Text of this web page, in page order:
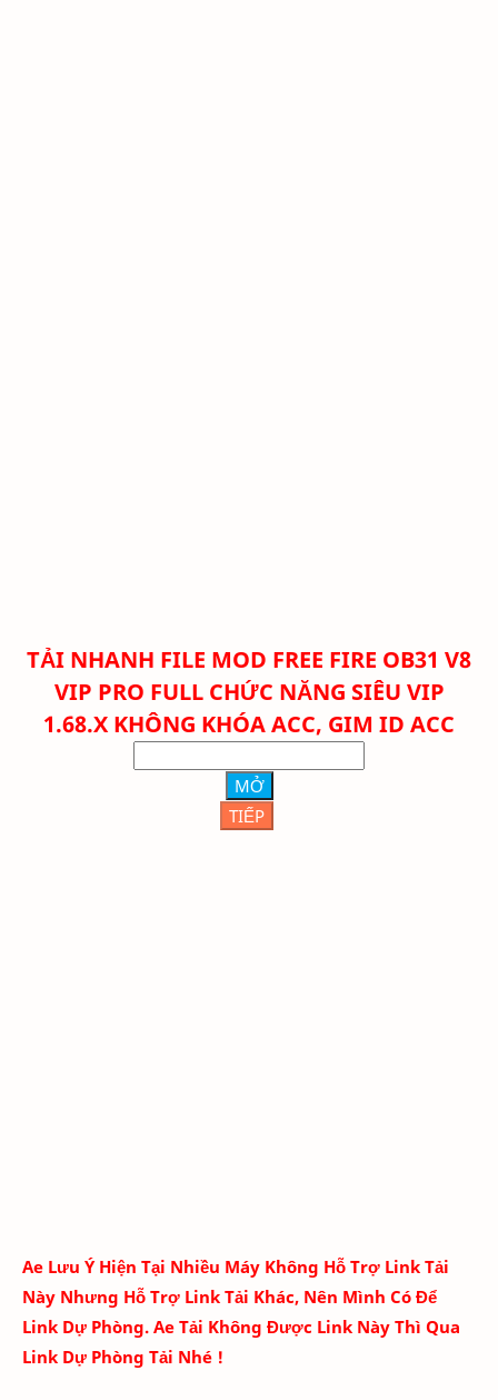
TẢI NHANH FILE MOD FREE FIRE OB31 V8
VIP PRO FULL CHỨC NĂNG SIÊU VIP
1.68.X KHÔNG KHÓA ACC, GIM ID ACC
MỞ
TIẾP
Ae Lưu Ý Hiện Tại Nhiều Máy Không Hỗ Trợ Link Tải
Này Nhưng Hỗ Trợ Link Tải Khác, Nên Mình Có Để
Link Dự Phòng. Ae Tải Không Được Link Này Thì Qua
Link Dự Phòng Tải Nhé !